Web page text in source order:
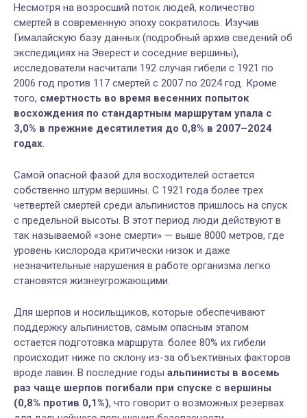
Несмотря на возросший поток людей, количество
смертей в современную эпоху сократилось. Изучив
Гималайскую базу данных (подробный архив сведений об
экспедициях на Эверест и соседние вершины),
исследователи насчитали 192 случая гибели с 1921 по
2006 год против 117 смертей с 2007 по 2024 год. Кроме
того, смертность во время весенних попыток
восхождения по стандартным маршрутам упала с
3,0% в прежние десятилетия до 0,8% в 2007–2024
годах.
Самой опасной фазой для восходителей остается
собственно штурм вершины. С 1921 года более трех
четвертей смертей среди альпинистов пришлось на спуск
с предельной высоты. В этот период люди действуют в
так называемой «зоне смерти» — выше 8000 метров, где
уровень кислорода критически низок и даже
незначительные нарушения в работе организма легко
становятся жизнеугрожающими.
Для шерпов и носильщиков, которые обеспечивают
поддержку альпинистов, самым опасным этапом
остается подготовка маршрута: более 80% их гибели
происходит ниже по склону из-за объективных факторов
вроде лавин. В последние годы альпинисты в восемь
раз чаще шерпов погибали при спуске с вершины
(0,8% против 0,1%), что говорит о возможных резервах